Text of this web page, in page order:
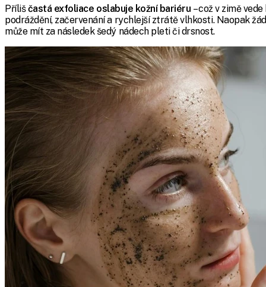
Příliščastá exfoliace oslabuje kožní bariéru – což v zimě vede
podráždění, začervenání a rychlejší ztrátě vlhkosti. Naopak
může mít za následek šedý nádech pleti či drsnost.